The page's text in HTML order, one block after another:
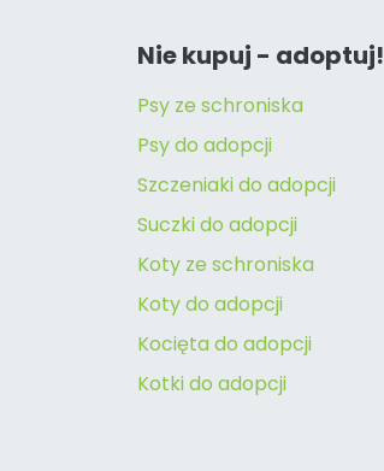
Nie kupuj - adoptuj!
Psy ze schroniska
Psy do adopcji
Szczeniaki do adopcji
Suczki do adopcji
Koty ze schroniska
Koty do adopcji
Kocięta do adopcji
Kotki do adopcji